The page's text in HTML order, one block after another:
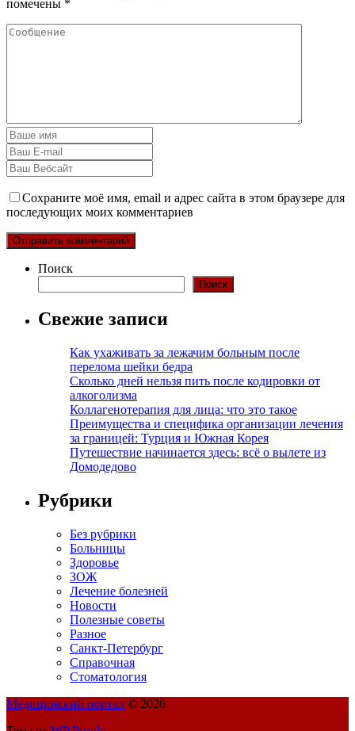
помечены *
Сохраните моё имя, email и адрес сайта в этом браузере для
последующих моих комментариев
Поиск
Поиск
Свежие записи
Как ухаживать за лежачим больным после
перелома шейки бедра
Сколько дней нельзя пить после кодировки от
алкоголизма
Коллагенотерапия для лица: что это такое
Преимущества и специфика организации лечения
за границей: Турция и Южная Корея
Путешествие начинается здесь: всё о вылете из
Домодедово
Рубрики
Без рубрики
Больницы
Здоровье
ЗОЖ
Лечение болезней
Новости
Полезные советы
Разное
Санкт-Петербург
Справочная
Стоматология
Медицинский портал © 2026